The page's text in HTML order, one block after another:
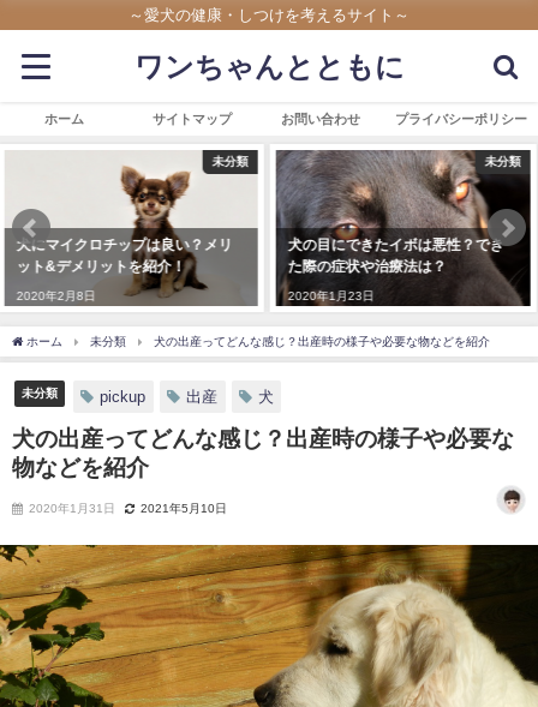
～愛犬の健康・しつけを考えるサイト～
ワンちゃんとともに
ホーム サイトマップ お問い合わせ プライバシーポリシー
未分類
犬の目にできたイボは悪性？でき
た際の症状や治療法は？
2020年1月23日
未分類
愛犬をマダニから守る！飼い主が
愛犬のためにできることとは
2019年11月4日
ホーム 未分類 犬の出産ってどんな感じ？出産時の様子や必要な物などを紹介
未分類 pickup 出産 犬
犬の出産ってどんな感じ？出産時の様子や必要な
物などを紹介
2020年1月31日 2021年5月10日